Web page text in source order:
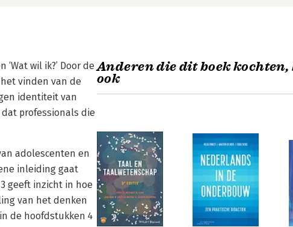
‘Wat wil ik?’ Door de
vinden van de
identiteit van
professionals die
adolescenten en
inleiding gaat
geeft inzicht in hoe
van het denken
de hoofdstukken 4
Anderen die dit boek kochten,
ook